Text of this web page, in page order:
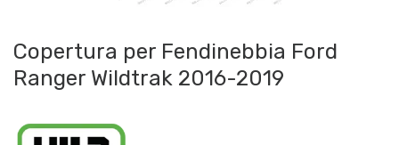
Copertura per Fendinebbia Ford
Ranger Wildtrak 2016-2019